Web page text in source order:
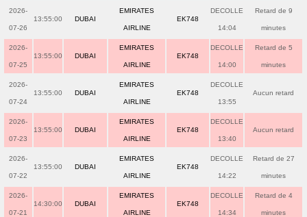
2026-
07-26
13:55:00 DUBAI
EMIRATES
AIRLINE
EK748
DECOLLE
14:04
Retard de 9
minutes
2026-
07-25
13:55:00 DUBAI
EMIRATES
AIRLINE
EK748
DECOLLE
14:00
Retard de 5
minutes
2026-
07-24
13:55:00 DUBAI
EMIRATES
AIRLINE
EK748
DECOLLE
13:55
Aucun retard
2026-
07-23
13:55:00 DUBAI
EMIRATES
AIRLINE
EK748
DECOLLE
13:40
Aucun retard
2026-
07-22
13:55:00 DUBAI
EMIRATES
AIRLINE
EK748
DECOLLE
14:22
Retard de 27
minutes
2026-
07-21
14:30:00 DUBAI
EMIRATES
AIRLINE
EK748
DECOLLE
14:34
Retard de 4
minutes